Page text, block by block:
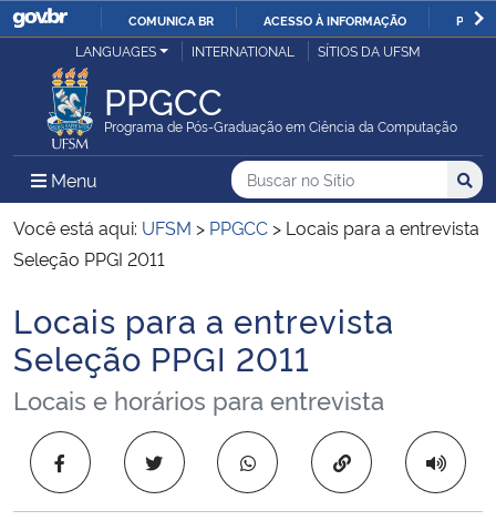
IR
COMUNICA BR ACESSO À INFORMAÇÃO
Ministério da Justiça e Segurança Pública
Ministério da Defesa
Ministério das Relações Exteriores
Ministério da Infraestrutura
Ministério da Agricultura, Pecuária e Abastecimento
Ministério da Educação
Ministério da Cidadania
LANGUAGES INTERNATIONAL SÍTIOS DA UFSM
PPGCC
Programa de Pós-Graduação em Ciência da Computação
Menu Menu Principal do Sítio
Busca
Buscar no no Sítio
Busca:
Você está aqui: UFSM > PPGCC > Locais para a entrevista
Seleção PPGI 2011
Início do conteúdo
Locais para a entrevista
Seleção PPGI 2011
Locais e horários para entrevista
Copiar para área